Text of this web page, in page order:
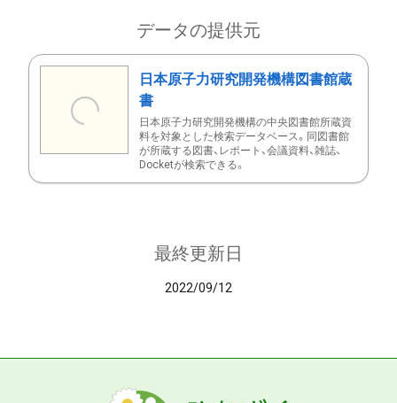
データの提供元
日本原子力研究開発機構図書館蔵
書
日本原子力研究開発機構の中央図書館所蔵資
料を対象とした検索データベース。同図書館
が所蔵する図書、レポート、会議資料、雑誌、
Docketが検索できる。
最終更新日
2022/09/12